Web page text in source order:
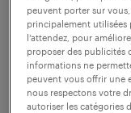
ingénieur
guyancourt,
cdi
35 000 € -
peuvent porter sur
principalement
l’attendez, pour
proposer des publicités
informations ne
peuvent vous offrir une
nous respectons votre
autoriser les catégories